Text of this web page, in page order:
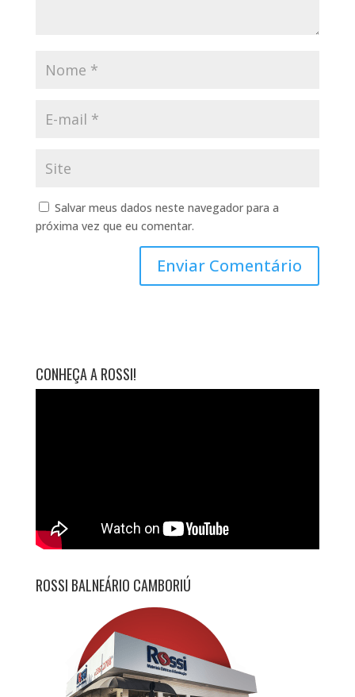
Salvar meus dados neste navegador para a
próxima vez que eu comentar.
CONHEÇA A ROSSI!
ROSSI BALNEÁRIO CAMBORIÚ